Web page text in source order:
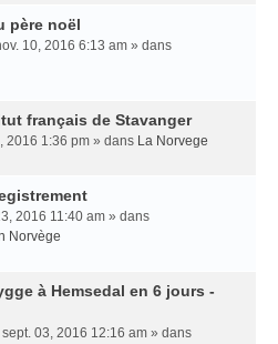
père noël
10, 2016 6:13 am » dans
français de Stavanger
2016 1:36 pm » dans La Norvege
2016 11:40 am » dans
Norvège
à Hemsedal en 6 jours -
03, 2016 12:16 am » dans